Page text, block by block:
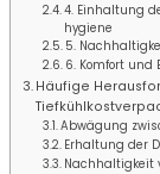
4. Einhaltung
hygiene
5.
6. Komfort und
Häufige
Abwägung
Erhaltung der
Nachhaltigkeit